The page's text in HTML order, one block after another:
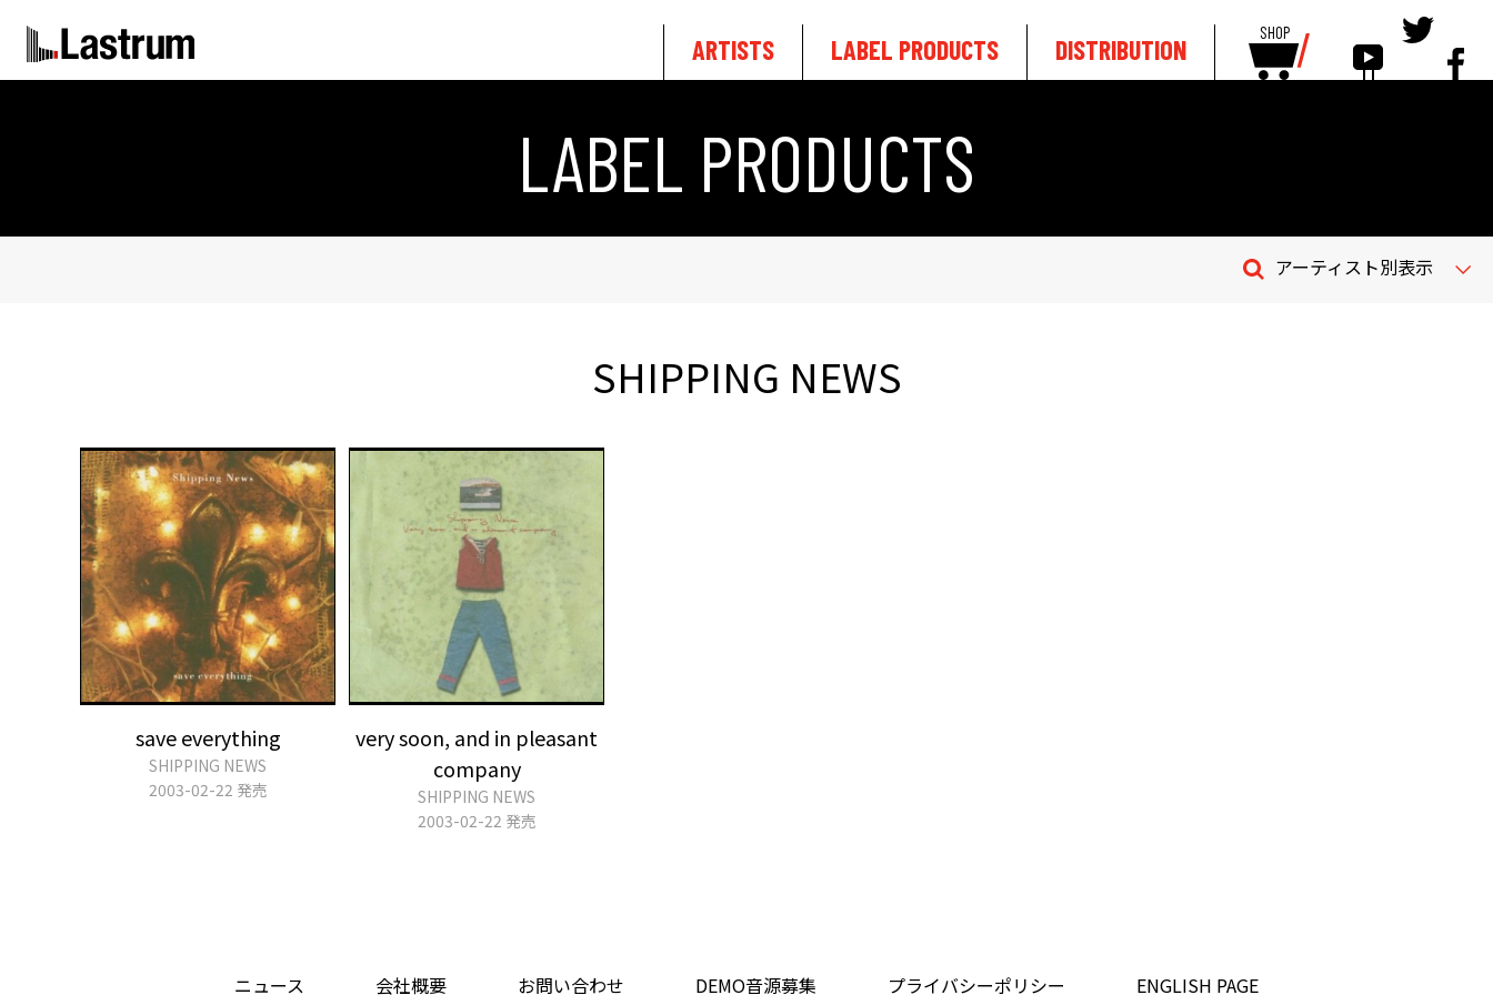
ARTISTS LABEL PRODUCTS DISTRIBUTION
SHOP
LABEL PRODUCTS
アーティスト別表示
SHIPPING NEWS
save everything
SHIPPING NEWS
2003-02-22 発売
very soon, and in pleasant
company
SHIPPING NEWS
2003-02-22 発売
ニュース 会社概要 お問い合わせ DEMO音源募集 プライバシーポリシー ENGLISH PAGE